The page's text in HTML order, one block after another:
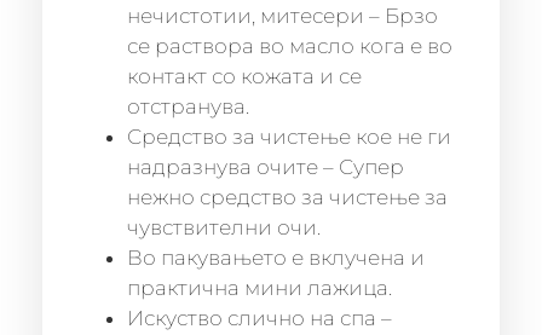
нечистотии, митесери – Брзо
се раствора во масло кога е во
контакт со кожата и се
отстранува.
Средство за чистење кое не ги
надразнува очите – Супер
нежно средство за чистење за
чувствителни очи.
Во пакувањето е вклучена и
практична мини лажица.
Искуство слично на спа –